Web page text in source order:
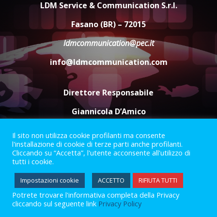
Santis
8 Agosto 2026 07:30
Politiche Giovanili e Mobilità
Sostenibile: premiati gli studenti
universitari del bando “La strada
giusta”
8 Agosto 2026 07:15
LDM Service & Communication S.r.l.
Fasano (BR) – 72015
ldmcommunication@pec.it
info@ldmcommunication.com
Direttore Responsabile
Giannicola D’Amico
Termini e Condizioni
Privacy Policy
Informazioni Legali
Facebook
Instagram
Youtube
2023 © Gofasano|Powered byCreativestudio
Il sito non utilizza cookie profilanti ma consente
l'installazione di cookie di terze parti anche profilanti.
Cliccando su “Accetta”, l'utente acconsente all'utilizzo di
tutti i cookie.
Impostazioni cookie ACCETTO RIFIUTA TUTTI
Potrete trovare l'informativa completa della Privacy
cliccando sul seguente link Privacy Policy